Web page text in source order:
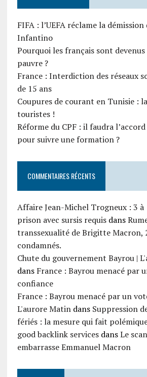
FIFA : l’UEFA réclame la
Infantino
Pourquoi les français sont
pauvre ?
France : Interdiction des réseaux
de 15 ans
Coupures de courant en Tunisie :
touristes !
Réforme du CPF : il faudra
pour suivre une formation ?
COMMENTAIRES RÉCENTS
Affaire Jean-Michel Trogneux : 3 à
prison avec sursis requisdans
transsexualité de Brigitte Macron,
condamnés.
Chute du gouvernement Bayrou |
dans France : Bayrou menacé par
confiance
France : Bayrou menacé par un
L'aurore Matindans Suppression
fériés : la mesure qui fait
good backlink servicesdansLe
embarrasse Emmanuel Macron